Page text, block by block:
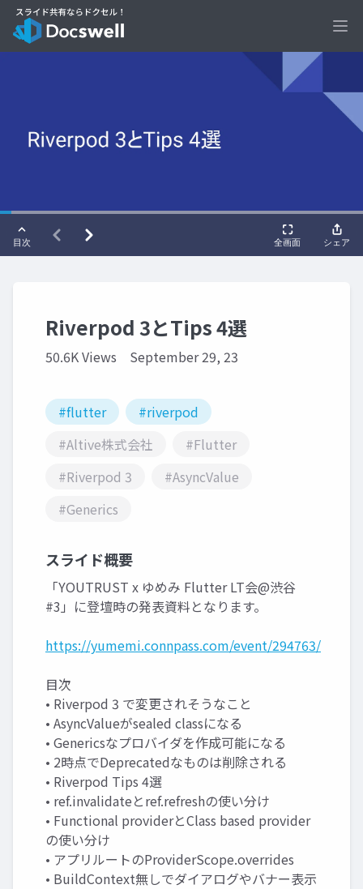
Riverpod 3とTips 4選
50.6K Views September 29, 23
#flutter
#riverpod
#Altive株式会社
#Flutter
#Riverpod 3
#AsyncValue
#Generics
スライド概要
「YOUTRUST x ゆめみ Flutter LT会@渋谷
#3」に登壇時の発表資料となります。
https://yumemi.connpass.com/event/294763/
目次
• Riverpod 3 で変更されそうなこと
• AsyncValueがsealed classになる
• Genericsなプロバイダを作成可能になる
• 2時点でDeprecatedなものは削除される
• Riverpod Tips 4選
• ref.invalidateとref.refreshの使い分け
• Functional providerとClass based provider
の使い分け
• アプリルートのProviderScope.overrides
• BuildContext無しでダイアログやバナー表示